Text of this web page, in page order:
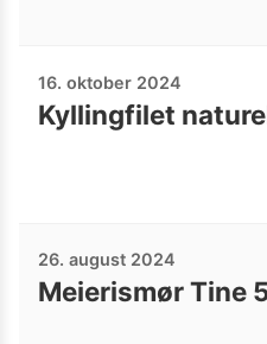
16. oktober 2024
Kyllingfilet
26. august 2024
Meierismør Tine